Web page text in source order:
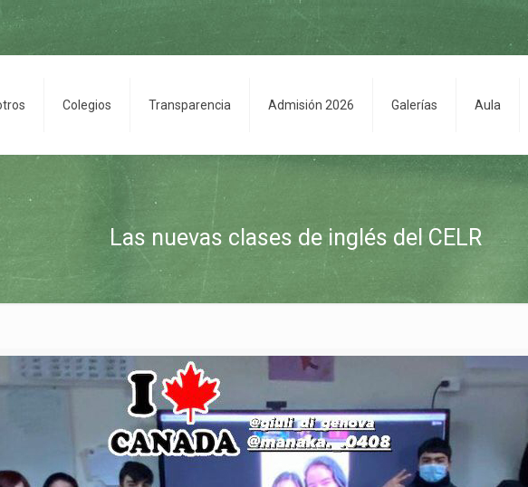
Colegios Transparencia Admisión 2026 Galerías Aula
Las nuevas clases de inglés del CELR